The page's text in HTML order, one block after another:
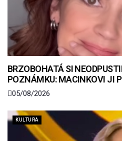
BRZOBOHATÁ SI
POZNÁMKU: MACINKOVI JI
05/08/2026
KULTURA